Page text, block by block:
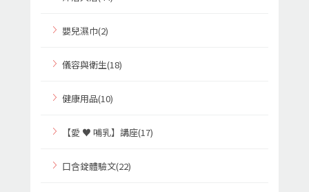
嬰兒濕巾(2)
儀容與衛生(18)
健康用品(10)
【愛 ♥ 哺乳】講座(17)
口含錠體驗文(22)